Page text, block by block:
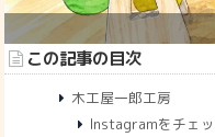
この記事の目次
木工屋一郎工房
Instagramをチェ